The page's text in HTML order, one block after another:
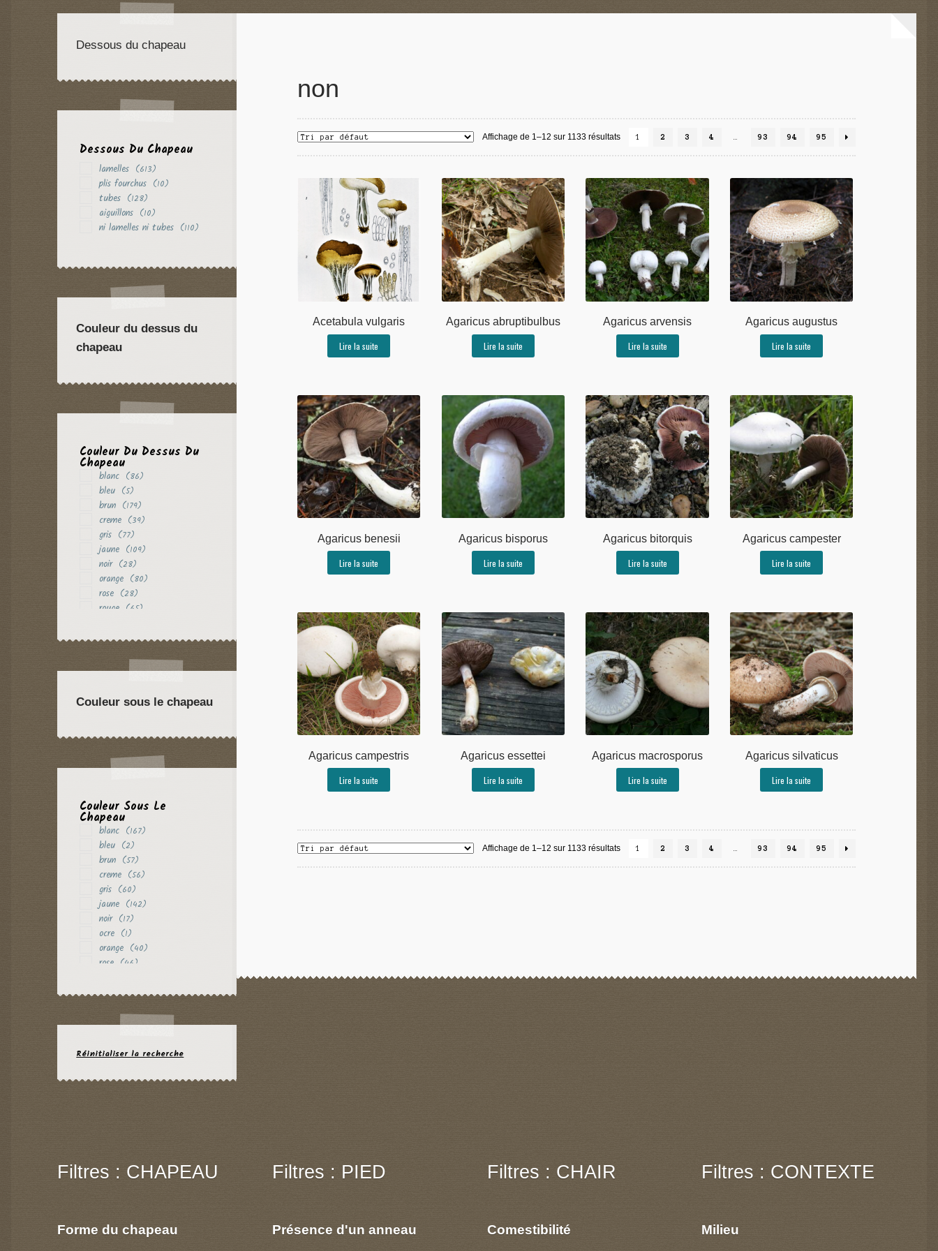
non
Affichage de 1–12 sur 1133 résultats 1 2 3 4 93 94 95
Acetabula vulgaris
Lire la suite
Agaricus abruptibulbus
Lire la suite
Agaricus arvensis
Lire la suite
Agaricus augustus
Lire la suite
Agaricus benesii
Lire la suite
Agaricus bisporus
Lire la suite
Agaricus bitorquis
Lire la suite
Agaricus campester
Lire la suite
Agaricus campestris
Lire la suite
Agaricus essettei
Lire la suite
Agaricus macrosporus
Lire la suite
Agaricus silvaticus
Lire la suite
Affichage de 1–12 sur 1133 résultats 1 2 3 4 93 94 95
Dessous du chapeau
Dessous Du Chapeau
lamelles (613)
plis fourchus (10)
tubes (128)
aiguillons (10)
ni lamelles ni tubes (110)
Couleur du dessus du
chapeau
Couleur Du Dessus Du
Chapeau
blanc (86)
bleu (5)
brun (179)
creme (39)
gris (77)
jaune (109)
noir (28)
orange (80)
rose (28)
rouge (65)
violet (29)
Couleur sous le chapeau
Couleur Sous Le
Chapeau
blanc (167)
bleu (2)
brun (57)
creme (56)
gris (60)
jaune (142)
noir (17)
ocre (1)
orange (40)
rose (46)
rouille (1)
violet (17)
Réinitialiser la recherche
Filtres : CHAPEAU
Forme du chapeau
Filtres : PIED
Présence d'un anneau
Filtres : CHAIR
Comestibilité
Filtres : CONTEXTE
Milieu